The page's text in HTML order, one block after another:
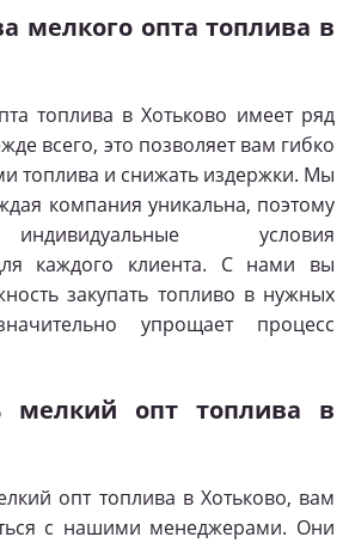
мелкого опта топлива в
топлива в Хотьково имеет ряд
всего, это позволяет вам гибко
топлива и снижать издержки. Мы
компания уникальна, поэтому
условия
каждого клиента. С нами вы
закупать топливо в нужных
упрощает процесс
мелкий опт топлива в
опт топлива в Хотьково, вам
с нашими менеджерами. Они